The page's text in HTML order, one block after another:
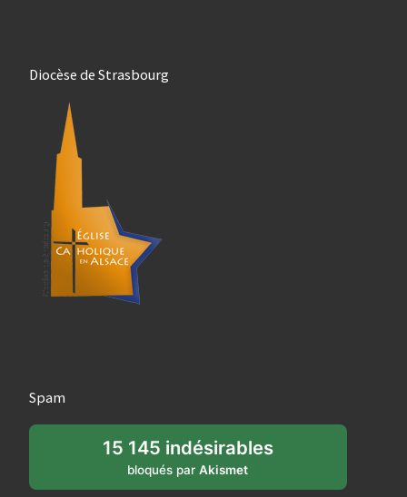
Diocèse de Strasbourg
Spam
15 145 indésirables
bloqués parAkismet